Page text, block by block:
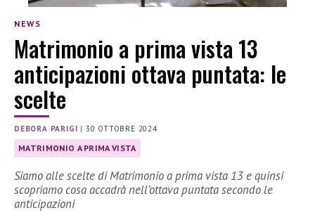
NEWS
Matrimonio a prima vista 13
anticipazioni ottava puntata: le
scelte
DEBORA PARIGI | 30 OTTOBRE 2024
MATRIMONIO A PRIMA VISTA
Siamo alle scelte di Matrimonio a prima vista 13 e quinsi
scopriamo cosa accadrà nell’ottava puntata secondo le
anticipazioni